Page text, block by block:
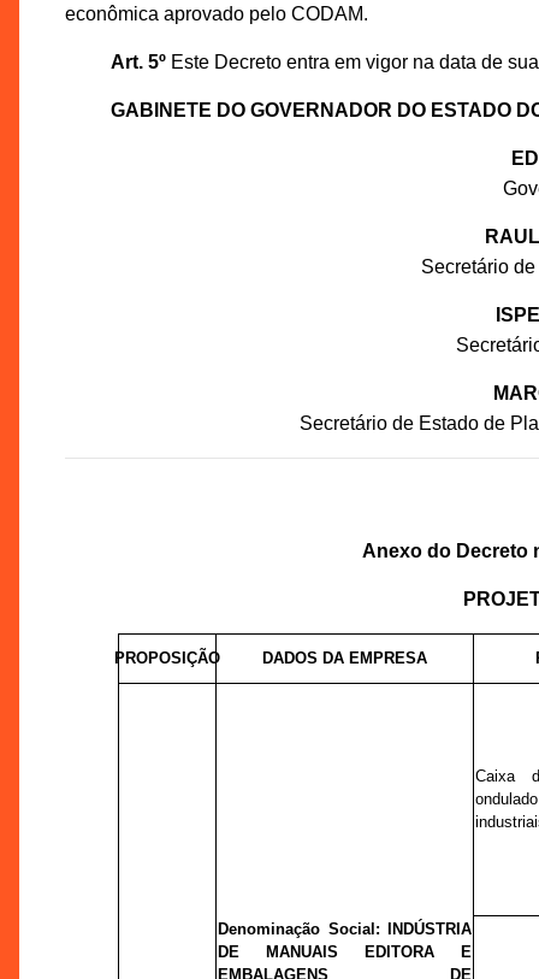
econômica aprovado pelo CODAM.
Art. 5ºEste Decreto entra em vigor na data de
GABINETE DO GOVERNADOR DO ESTADO
Secretário
Secretário de Estado de
Anexo do Decreto
PROPOSIÇÃO DADOS DA EMPRESA
Denominação Social: INDÚSTRIA
DE MANUAIS EDITORA E
EMBALAGENS DE
Caixa